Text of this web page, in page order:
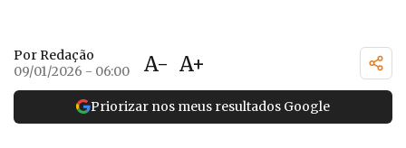
Por Redação
09/01/2026 - 06:00
A- A+
Priorizar nos meus resultados Google